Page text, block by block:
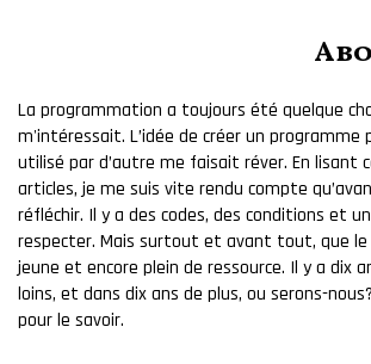
La programmation a toujours été quelque
m'intéressait. L’idée de créer un programme
utilisé par d’autre me faisait réver. En lisant
articles, je me suis vite rendu compte
réfléchir. Il y a des codes, des conditions et
respecter. Mais surtout et avant tout, que
jeune et encore plein de ressource. Il y a dix
loins, et dans dix ans de plus, ou serons-
pour le savoir.